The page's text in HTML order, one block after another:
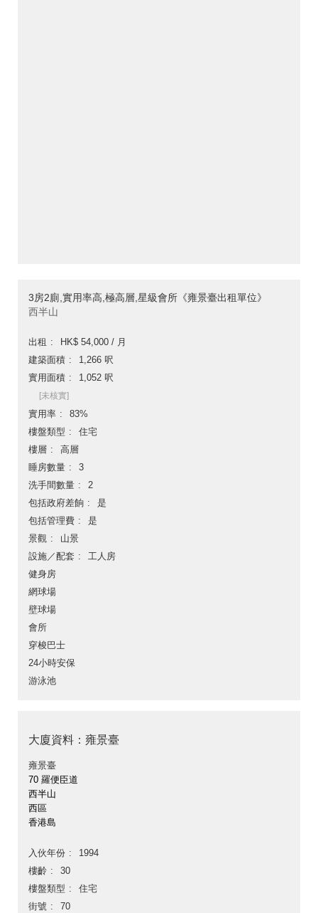
3房2廁,實用率高,極高層,星級會所《雍景臺出租單位》
西半山
出租
HK$ 54,000 / 月
建築面積
1,266 呎
實用面積
1,052 呎
[未核實]
實用率
83%
樓盤類型
住宅
樓層
高層
睡房數量
3
洗手間數量
2
包括政府差餉
是
包括管理費
是
景觀
山景
設施／配套
工人房
健身房
網球場
壁球場
會所
穿梭巴士
24小時安保
游泳池
大廈資料：雍景臺
雍景臺
70 羅便臣道
西半山
西區
香港島
入伙年份
1994
樓齡
30
樓盤類型
住宅
街號
70